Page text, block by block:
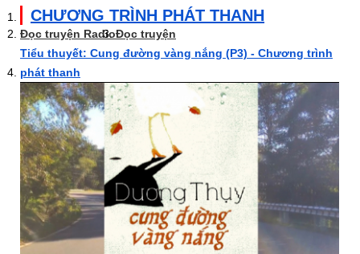
CHƯƠNG TRÌNH PHÁT THANH
Đọc truyện RadioĐọc truyện
Tiểu thuyết: Cung đường vàng nắng (P3) - Chương trình
phát thanh